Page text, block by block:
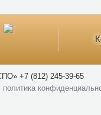
+7 (812) 245-39-65
политика